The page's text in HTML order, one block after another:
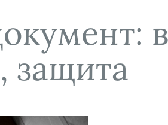
защита